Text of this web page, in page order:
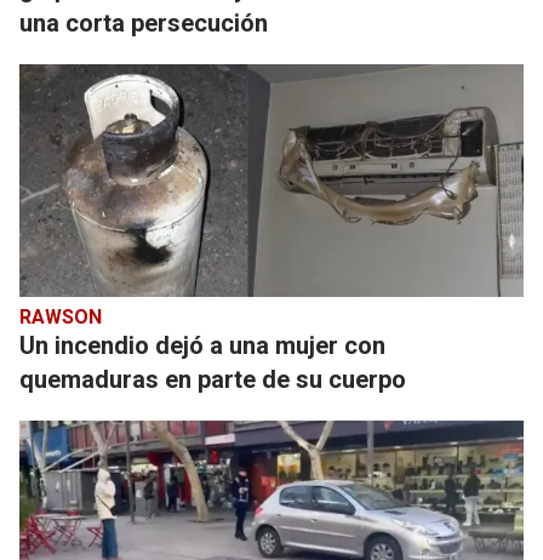
una corta persecución
RAWSON
Un incendio dejó a una mujer con
quemaduras en parte de su cuerpo